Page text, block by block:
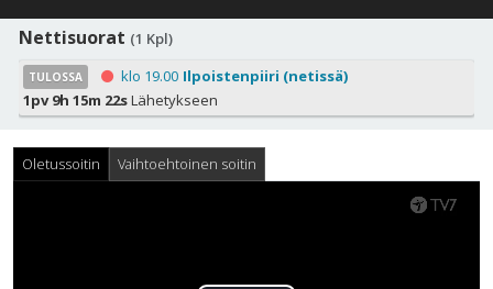
Nettisuorat (1 Kpl)
TULOSSA klo 19.00 Ilpoistenpiiri (netissä)
1pv 9h 15m 22sLähetykseen
Oletussoitin Vaihtoehtoinen soitin